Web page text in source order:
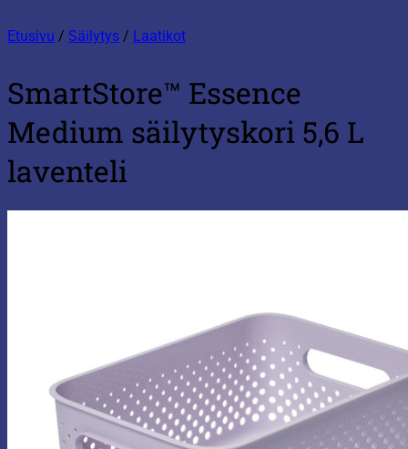
Etusivu / Säilytys / Laatikot
SmartStore™ Essence
Medium säilytyskori 5,6 L
laventeli